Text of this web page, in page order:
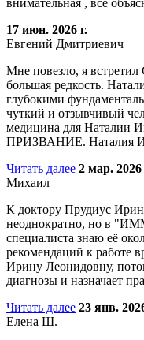
17 июн. 2026 г.
Евгений Дмитриевич
Мне повезло, я
большая редкость.
глубокими
чуткий и отзывчивый
медицина для Наталии
ПРИЗВАНИЕ. Наталия
Читать далее 2 мар. 2026
Михаил
К доктору Прудиус
неоднократно, но в
специалиста знаю её
рекомендаций к работе
Ирину Леонидовну,
диагнозы и назначает
Читать далее 23 янв.
Елена Ш.